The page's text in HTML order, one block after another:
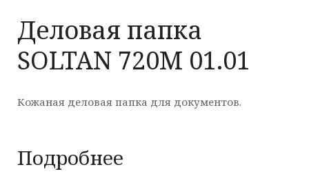
Деловая папка
SOLTAN 720М 01.01
Кожаная деловая папка для документов.
Подробнее